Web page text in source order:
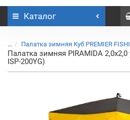
Каталог
... Палатка зимняя Куб PREMIER
Палатка зимняя PIRAMIDA 2,0х2,0
ISP-200YG)